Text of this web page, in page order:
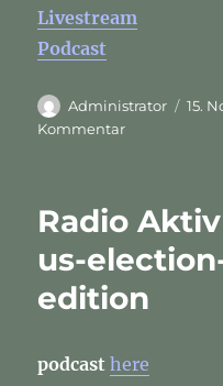
Livestream
Podcast
Autor
Administrator 15.
Kommentarzu
–
us-
election-
english-
Radio
us-
edition
podcast here